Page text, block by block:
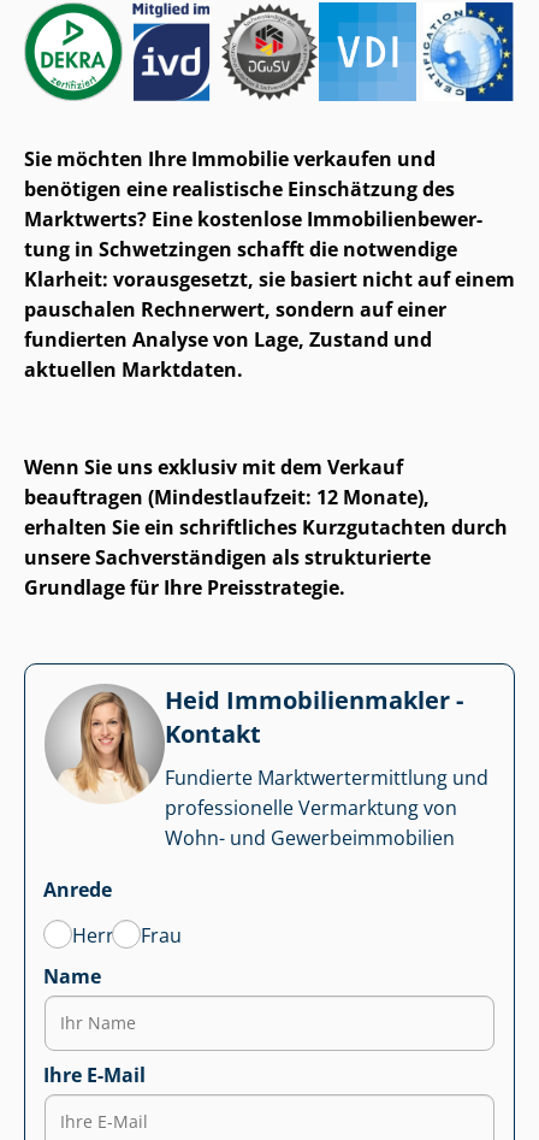
Sie möchten Ihre Immobilie verkaufen und
benötigen eine realistische Einschätzung des
Marktwerts? Eine kostenlose Im­mo­bi­li­en­be­wer­
tung in Schwetzingen schafft die notwendige
Klarheit: vorausgesetzt, sie basiert nicht auf einem
pauschalen Rechnerwert, sondern auf einer
fundierten Analyse von Lage, Zustand und
aktuellen Marktdaten.
Wenn Sie uns exklusiv mit dem Verkauf
beauftragen (Mindestlaufzeit: 12 Monate),
erhalten Sie ein schriftliches Kurzgutachten durch
unsere Sach­ver­stän­di­gen als strukturierte
Grundlage für Ihre Preisstrategie.
Heid Im­mo­bi­li­en­mak­ler -
Kontakt
Fundierte Markt­wert­ermitt­lung und
professionelle Vermarktung von
Wohn- und Ge­wer­be­im­mo­bi­li­en
Anrede
Herr
Frau
Name
Ihre E-Mail